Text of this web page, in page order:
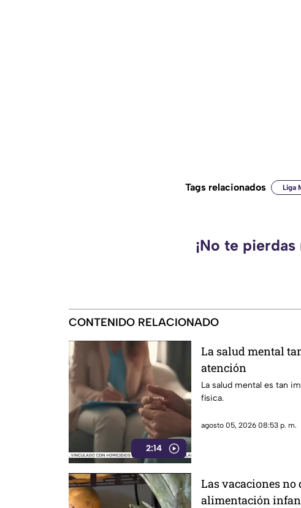
Tags relacionados Liga
¡No te
CONTENIDO RELACIONADO
2:14
La salud mental
atención
La salud mental es tan
física.
agosto 05, 2026 08:53 p. m.
Las vacaciones no
alimentación